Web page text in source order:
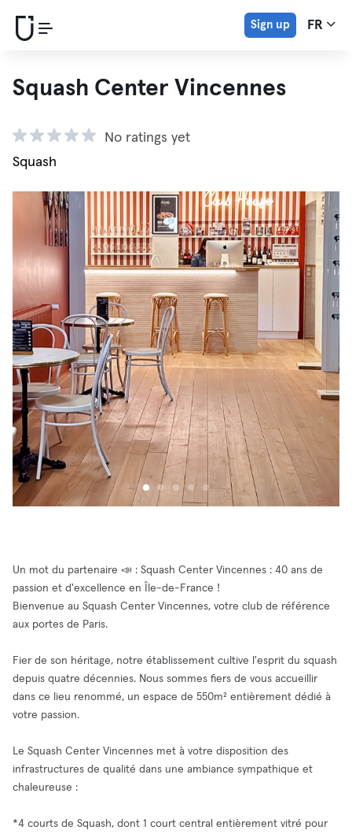
Sign up FR
Squash Center Vincennes
No ratings yet
Squash
Un mot du partenaire 📣 : Squash Center Vincennes : 40 ans de
passion et d'excellence en Île-de-France !
Bienvenue au Squash Center Vincennes, votre club de référence
aux portes de Paris.
Fier de son héritage, notre établissement cultive l'esprit du squash
depuis quatre décennies. Nous sommes fiers de vous accueillir
dans ce lieu renommé, un espace de 550m² entièrement dédié à
votre passion.
Le Squash Center Vincennes met à votre disposition des
infrastructures de qualité dans une ambiance sympathique et
chaleureuse :
*4 courts de Squash, dont 1 court central entièrement vitré pour